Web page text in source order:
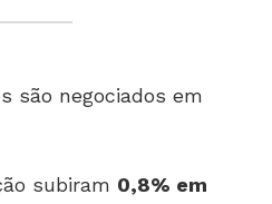
são negociados em
subiram 0,8% em